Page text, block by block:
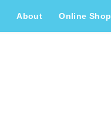
About Online Shop